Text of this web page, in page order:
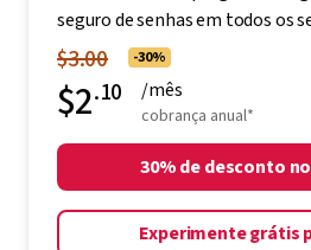
seguro de senhas em todos os
$3.00 -30%
$2.10 /mês
cobrança anual*
30% de desconto
Experimente grátis